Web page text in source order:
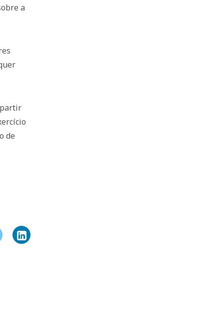
a
partir
de